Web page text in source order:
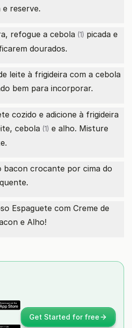
e reserve.
refogue a cebola (1) picada e
dourados.
leite à frigideira com a cebola
bem para incorporar.
cozido e adicione à frigideira
cebola (1) e alho. Misture
bacon crocante por cima do
Espaguete com Creme de
e Alho!
Get Started for free